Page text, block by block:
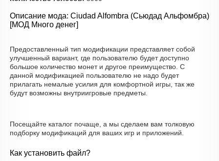
Описание мода: Ciudad Alfombra (Сьюдад Альфомбра)
[МОД Много денег]
Предоставленный тип модификации представляет собой
улучшенный вариант, где пользователю будет доступно
большое количество монет и другое преимущество. С
данной модификацией пользователю не надо будет
прилагать немалые усилия для комфортной игры, так же
будут возможны внутриигровые предметы.
Посещайте каталог почаще, а мы сделаем вам толковую
подборку модификаций для ваших игр и приложений.
Как установить файл?